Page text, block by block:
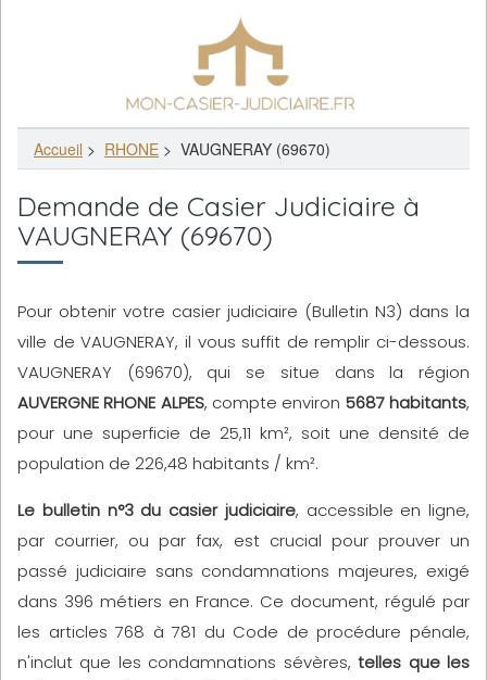
Accueil > RHONE > VAUGNERAY (69670)
Demande de Casier Judiciaire à
VAUGNERAY (69670)
Pour obtenir votre casier judiciaire (Bulletin N3) dans la
ville de VAUGNERAY, il vous suffit de remplir ci-dessous.
VAUGNERAY (69670), qui se situe dans la région
AUVERGNE RHONE ALPES, compte environ 5687 habitants,
pour une superficie de 25,11 km², soit une densité de
population de 226,48 habitants / km².
Le bulletin n°3 du casier judiciaire, accessible en ligne,
par courrier, ou par fax, est crucial pour prouver un
passé judiciaire sans condamnations majeures, exigé
dans 396 métiers en France. Ce document, régulé par
les articles 768 à 781 du Code de procédure pénale,
n'inclut que les condamnations sévères,telles que les